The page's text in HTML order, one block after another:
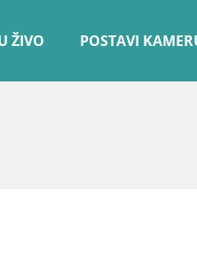
ŽIVO POSTAVI